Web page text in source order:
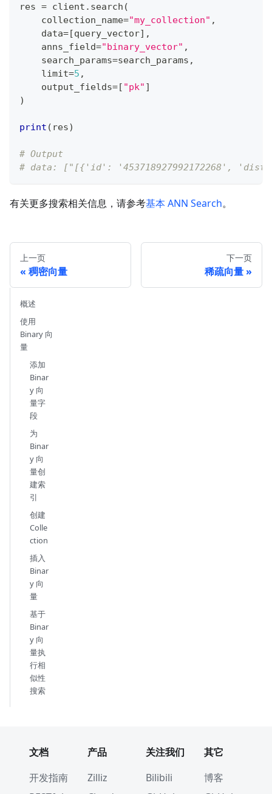
res = client . search (
    collection_name
="my_collection" ,
    data
=[query_vector] ,
    anns_field
="binary_vector" ,
    search_params
=search_params ,
    limit
=5 ,
    output_fields
=[ "pk" ]
)
print ( res)
# Output
# data: ["[{'id': '453718927992172268',
有关更多搜索相关信息，请参考基本 ANN Search。
上一页
稠密向量
下一页
稀疏向量
概述
使用
Binary 向
量
添加
Binar
y 向
量字
段
为
Binar
y 向
量创
建索
引
创建
Colle
ction
插入
Binar
y 向
量
基于
Binar
y 向
量执
行相
似性
搜索
文档
开发指南
产品
Zilliz
关注我们
Bilibili
其它
博客